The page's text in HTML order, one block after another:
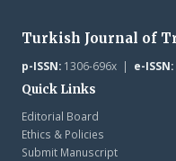
Turkish Journal of
p-ISSN:1306-696x | e-ISSN:
Quick Links
Editorial Board
Ethics & Policies
Submit Manuscript